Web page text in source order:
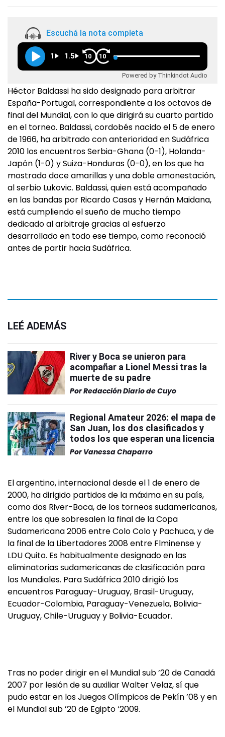
Escuchá la nota completa
1 1.5 10 10
Powered by Thinkindot Audio
Héctor Baldassi ha sido designado para arbitrar
España-Portugal, correspondiente a los octavos de
final del Mundial, con lo que dirigirá su cuarto partido
en el torneo. Baldassi, cordobés nacido el 5 de enero
de 1966, ha arbitrado con anterioridad en Sudáfrica
2010 los encuentros Serbia-Ghana (0-1), Holanda-
Japón (1-0) y Suiza-Honduras (0-0), en los que ha
mostrado doce amarillas y una doble amonestación,
al serbio Lukovic. Baldassi, quien está acompañado
en las bandas por Ricardo Casas y Hernán Maidana,
está cumpliendo el sueño de mucho tiempo
dedicado al arbitraje gracias al esfuerzo
desarrollado en todo ese tiempo, como reconoció
antes de partir hacia Sudáfrica.
LEÉ ADEMÁS
River y Boca se unieron para
acompañar a Lionel Messi tras la
muerte de su padre
PorRedacción Diario de Cuyo
Regional Amateur 2026: el mapa de
San Juan, los dos clasificados y
todos los que esperan una licencia
Por Vanessa Chaparro
El argentino, internacional desde el 1 de enero de
2000, ha dirigido partidos de la máxima en su país,
como dos River-Boca, de los torneos sudamericanos,
entre los que sobresalen la final de la Copa
Sudamericana 2006 entre Colo Colo y Pachuca, y de
la final de la Libertadores 2008 entre Flminense y
LDU Quito. Es habitualmente designado en las
eliminatorias sudamericanas de clasificación para
los Mundiales. Para Sudáfrica 2010 dirigió los
encuentros Paraguay-Uruguay, Brasil-Uruguay,
Ecuador-Colombia, Paraguay-Venezuela, Bolivia-
Uruguay, Chile-Uruguay y Bolivia-Ecuador.
Tras no poder dirigir en el Mundial sub ’20 de Canadá
2007 por lesión de su auxiliar Walter Velaz, sí que
pudo estar en los Juegos Olímpicos de Pekín ’08 y en
el Mundial sub ’20 de Egipto ‘2009.